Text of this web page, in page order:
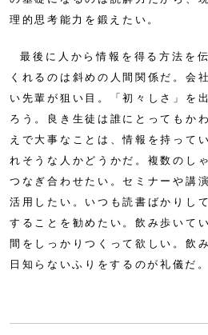
理的思考能力を鍛えたい。
最後に人から情報を得る方法を
くれるのは斜めの人間関係だ。会
い先輩が狙い目。「初々しさ」を
ろう。良き生徒は誰にとってもか
えで大事なことは、情報を持って
れそうな人かどうかだ。複数のし
つなぎ合わせたい。セミナーや講
活用したい。いつも読書ばかりし
することを勧めたい。飲み歩いて
間をしっかりつくって欲しい。飲
日知らないふりをするのが礼儀だ